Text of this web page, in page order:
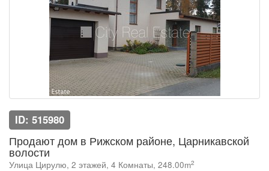
ID: 515980
Продают дом в Рижском районе, Царникавской
волости
Улица Цирулю, 2 этажей, 4 Комнаты, 248.00m2